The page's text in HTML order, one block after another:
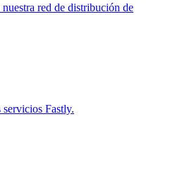
red de distribución de
Fastly.